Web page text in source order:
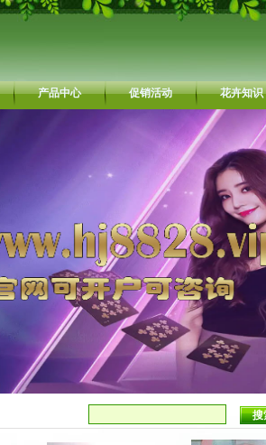
产品中心 促销活动 花卉知识